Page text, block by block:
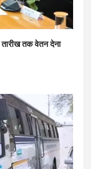
तारीख तक वेतन देना